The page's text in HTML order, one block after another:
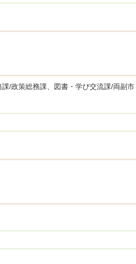
/政策総務課、図書・学び交流課/両副市